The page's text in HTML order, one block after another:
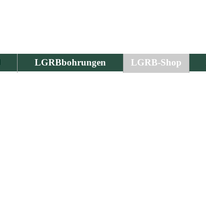
LGRBbohrungen LGRB-Shop